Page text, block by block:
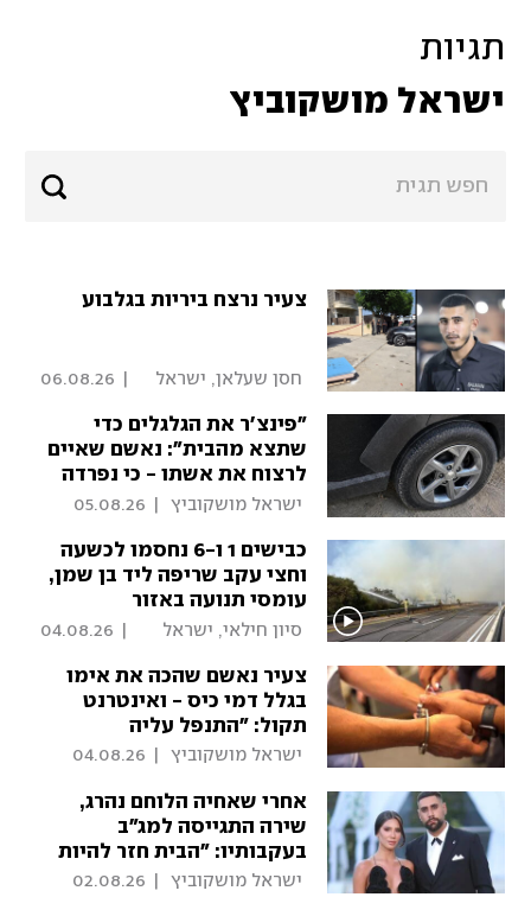
תגיות
ישראל מושקוביץ
צעיר נרצח ביריות בגלבוע
06.08.26
"פינצ'ר את הגלגלים כדי
שתצא מהבית": נאשם שאיים
לרצוח את אשתו - כי נפרדה
ממנו
ישראל מושקוביץ 05.08.26
כבישים 1 ו-6 נחסמו לכשעה
וחצי עקב שריפה ליד בן שמן,
עומסי תנועה באזור
04.08.26
צעיר נאשם שהכה את אימו
בגלל דמי כיס - ואינטרנט
תקול: "התנפל עליה
באגרופים"
ישראל מושקוביץ 04.08.26
אחרי שאחיה הלוחם נהרג,
שירה התגייסה למג"ב
בעקבותיו: "הבית חזר להיות
ירוק"
ישראל מושקוביץ 02.08.26